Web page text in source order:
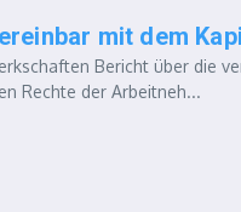
mit dem
Bericht über die
Rechte der Arbeitneh...